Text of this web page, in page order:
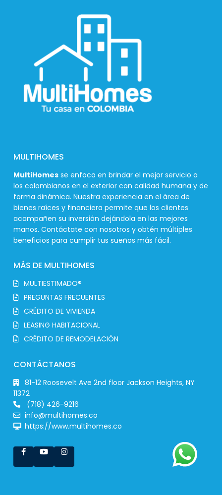
MULTIHOMES
MultiHomes se enfoca en brindar el mejor servicio a
los colombianos en el exterior con calidad humana y de
forma dinámica. Nuestra experiencia en el área de
bienes raíces y financiera permite que los clientes
acompañen su inversión dejándola en las mejores
manos. Contáctate con nosotros y obtén múltiples
beneficios para cumplir tus sueños más fácil.
MÁS DE MULTIHOMES
MULTIESTIMADO®
PREGUNTAS FRECUENTES
CRÉDITO DE VIVIENDA
LEASING HABITACIONAL
CRÉDITO DE REMODELACIÓN
CONTÁCTANOS
81-12 Roosevelt Ave 2nd floor Jackson Heights, NY
11372
(718) 426-9216
info@multihomes.co
https://www.multihomes.co